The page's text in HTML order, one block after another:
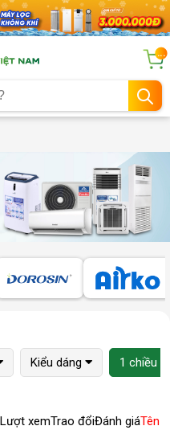
...
Kiểu dáng 1 chiều
Lượt xemTrao đổiĐánh giáTên